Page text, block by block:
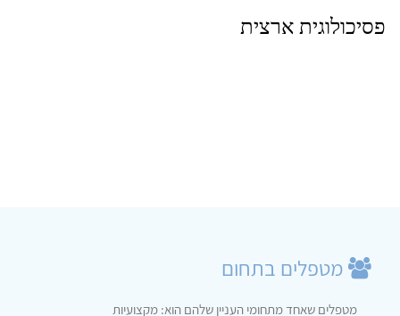
פסיכולוגית ארצית
מטפלים בתחום
מטפלים שאחד מתחומי העניין שלהם הוא: מקצועיות